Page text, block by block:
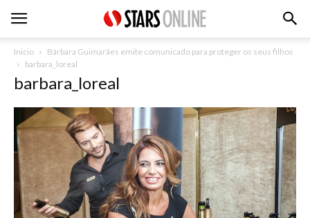
Inicio
Bárbara Guimarães emite comunicado para proteger os seus filhos
barbara_loreal
barbara_loreal